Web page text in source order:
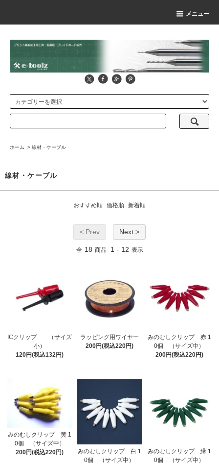
メニュー
ホーム > 線材・ケーブル
線材・ケーブル
おすすめ順 価格順 新着順
< Prev Next >
全 18 商品 1 - 12 表示
ICクリップ （サイズ
小）
120円(税込132円)
ラッピング用ワイヤー
200円(税込220円)
みのむしクリップ 赤 1
0個 （サイズ中）
200円(税込220円)
みのむしクリップ 黄 1
0個 （サイズ中）
200円(税込220円)
みのむしクリップ 白 1
0個 （サイズ中）
みのむしクリップ 緑 1
0個 （サイズ中）